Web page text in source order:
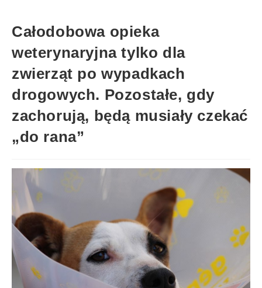
Całodobowa opieka
weterynaryjna tylko dla
zwierząt po wypadkach
drogowych. Pozostałe, gdy
zachorują, będą musiały czekać
„do rana”